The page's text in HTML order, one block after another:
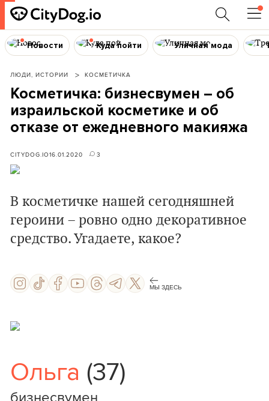
Новости Куда пойти Уличная мода
ЛЮДИ, ИСТОРИИ КОСМЕТИЧКА
Косметичка: бизнесвумен – об
израильской косметике и об
отказе от ежедневного макияжа
CITYDOG.IO16.01.2020 3
В косметичке нашей сегодняшней
героини – ровно одно декоративное
средство. Угадаете, какое?
МЫ ЗДЕСЬ
Ольга (37)
бизнесвумен